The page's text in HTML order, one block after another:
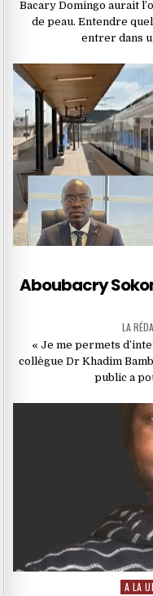
Bacary Domingo aurait
de peau. Entendre
entrer dans
Aboubacry
LA
« Je me permets
collègue Dr Khadim
public a
A LA